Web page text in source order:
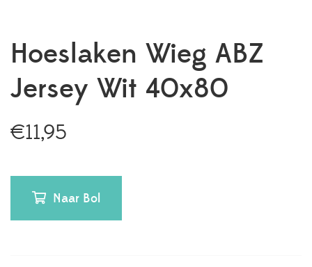
Hoeslaken Wieg ABZ
Jersey Wit 40x80
€11,95
Naar Bol